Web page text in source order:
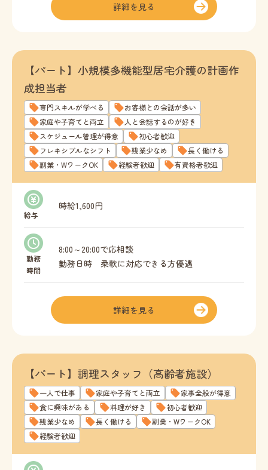
詳細を見る
【パート】小規模多機能型居宅介護の計画作
成担当者
専門スキルが学べる
お客様との会話が多い
家庭や子育てと両立
人と会話するのが好き
スケジュール管理が得意
初心者歓迎
フレキシブルなシフト
残業少なめ
長く働ける
副業・WワークOK
経験者歓迎 有資格者歓迎
給与
時給1,600円
勤務
時間
8:00～20:00で応相談
勤務日時 柔軟に対応できる方優遇
詳細を見る
【パート】調理スタッフ（高齢者施設）
一人で仕事 家庭や子育てと両立
家事全般が得意
食に興味がある
料理が好き
初心者歓迎
残業少なめ
長く働ける
副業・WワークOK
経験者歓迎